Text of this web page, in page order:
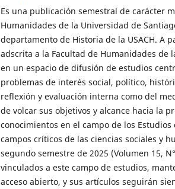
Es una publicación semestral de carácter
Humanidades de la Universidad de
departamento de Historia de la USACH. A
adscrita a la Facultad de Humanidades
en un espacio de difusión de estudios
problemas de interés social, político,
reflexión y evaluación interna como del
de volcar sus objetivos y alcance hacia la
conocimientos en el campo de los
campos críticos de las ciencias sociales y
segundo semestre de 2025 (Volumen 15,
vinculados a este campo de estudios,
acceso abierto, y sus artículos seguirán